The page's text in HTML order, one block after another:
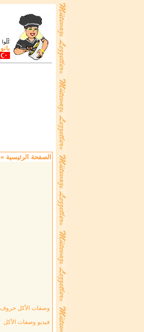
كُلُوا
الصفحة الرئيسية »
وصفات الأكل حروف
فيديو وصفات الأكل